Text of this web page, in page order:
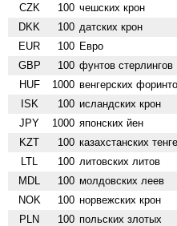
CZK 100 чешских крон
DKK 100 датских крон
EUR 100 Евро
GBP 100 фунтов стерлингов
HUF 1000 венгерских
ISK 100 исландских крон
JPY 1000 японских йен
KZT 100 казахстанских тенге
LTL 100 литовских литов
MDL 100 молдовских леев
NOK 100 норвежских крон
PLN 100 польских злотых